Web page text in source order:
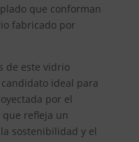
que conforman
fabricado por
de este vidrio
ideal para
por el
refleja un
sostenibilidad y el